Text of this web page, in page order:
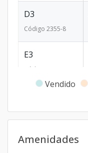
D3
Código 2355-8
E3
Código
Código2355-10
D4
Vendido
Amenidades